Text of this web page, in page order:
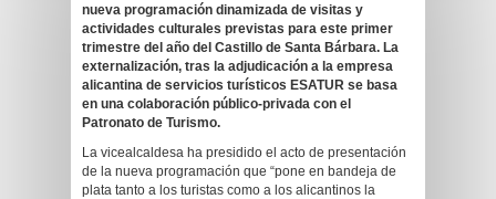
nueva programación dinamizada de visitas y
actividades culturales previstas para este primer
trimestre del año del Castillo de Santa Bárbara. La
externalización, tras la adjudicación a la empresa
alicantina de servicios turísticos ESATUR se basa
en una colaboración público-privada con el
Patronato de Turismo.
La vicealcaldesa ha presidido el acto de presentación
de la nueva programación que “pone en bandeja de
plata tanto a los turistas como a los alicantinos la